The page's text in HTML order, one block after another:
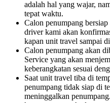
adalah hal yang wajar,
tepat waktu.
Calon penumpang
driver kami akan
kapan unit travel sampai
Calon penumpang akan
Service yang akan
keberangkatan sesuai
Saat unit travel tiba di
penumpang tidak siap di
meninggalkan